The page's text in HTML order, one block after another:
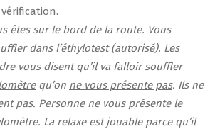
êtes sur le bord de la route. Vous
dans l’éthylotest (autorisé). Les
vous disent qu’il va falloir souffler
qu’on ne vous présente pas. Ils ne
pas. Personne ne vous présente le
La relaxe est jouable parce qu’il